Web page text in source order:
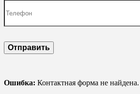
Ошибка: Контактная форма не найдена.